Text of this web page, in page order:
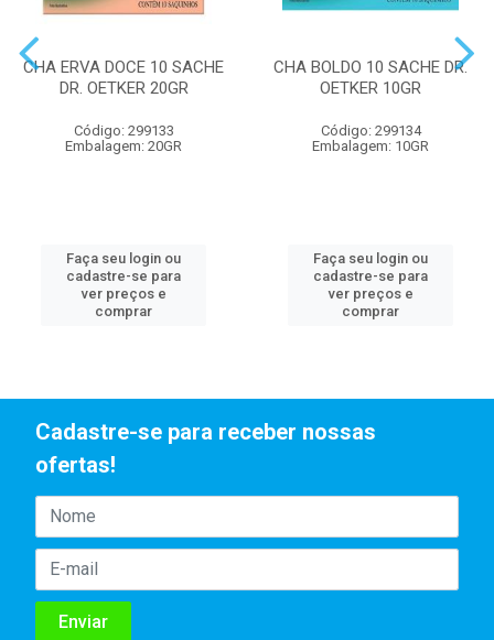
CHA ERVA DOCE 10 SACHE
DR. OETKER 20GR
Código: 299133
Embalagem: 20GR
Faça seu login ou
cadastre-se para
ver preços e
comprar
CHA BOLDO 10 SACHE DR.
OETKER 10GR
Código: 299134
Embalagem: 10GR
Faça seu login ou
cadastre-se para
ver preços e
comprar
Cadastre-se para receber nossas
ofertas!